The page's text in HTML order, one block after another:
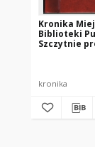
Kronika
Biblioteki
Szczytnie
kronika